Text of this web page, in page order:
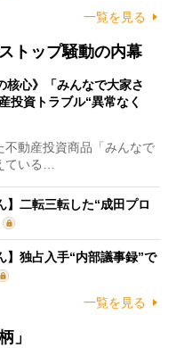
一覧を見る
トップ騒動の内幕
核心》「みんなで大家さ
投資トラブル“異常なく
動産投資商品「みんなで
ている…
】二転三転した“成田プロ
】独占入手“内部議事録”で
一覧を見る
」